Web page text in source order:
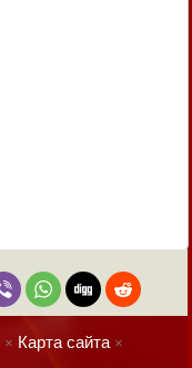
× Карта сайта×